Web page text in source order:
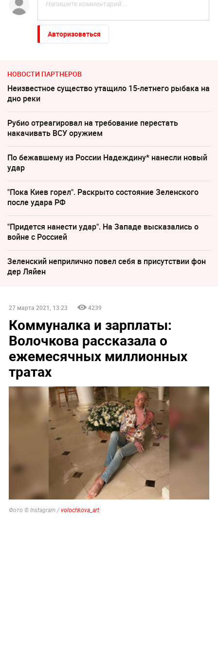
Авторизоваться
НОВОСТИ ПАРТНЕРОВ
Неизвестное существо утащило 15-летнего рыбака на
дно реки
Рубио отреагировал на требование перестать
накачивать ВСУ оружием
По бежавшему из России Надеждину* нанесли новый
удар
"Пока Киев горел". Раскрыто состояние Зеленского
после удара РФ
"Придется нанести удар". На Западе высказались о
войне с Россией
Зеленский неприлично повел cебя в присутствии фон
дер Ляйен
27 марта 2021, 13:23 4239
Коммуналка и зарплаты:
Волочкова рассказала о
ежемесячных миллионных
тратах
Фото © Instagram / volochkova_art